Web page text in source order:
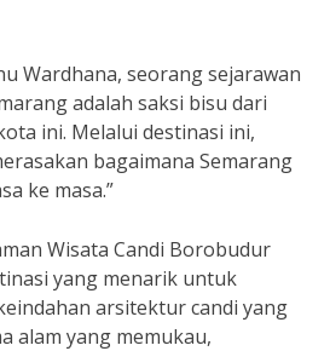
Wardhana, seorang sejarawan
adalah saksi bisu dari
ini. Melalui destinasi ini,
bagaimana Semarang
ke masa.”
Wisata Candi Borobudur
yang menarik untuk
arsitektur candi yang
alam yang memukau,